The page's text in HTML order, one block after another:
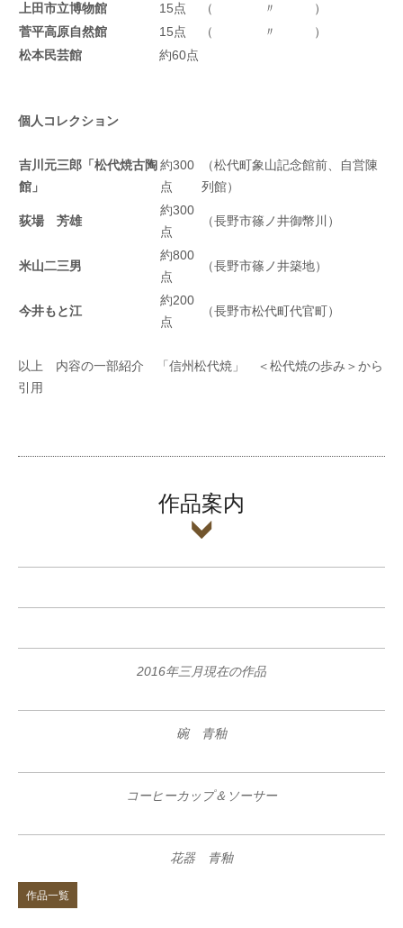
上田市立博物館
15点
（ 〃 ）
菅平高原自然館
15点
（ 〃 ）
松本民芸館
約60点
個人コレクション
吉川元三郎「松代焼古陶
館」
約300
点
（松代町象山記念館前、自営陳
列館）
荻場 芳雄
約300
点
（長野市篠ノ井御幣川）
米山二三男
約800
点
（長野市篠ノ井築地）
今井もと江
約200
点
（長野市松代町代官町）
以上 内容の一部紹介 「信州松代焼」 ＜松代焼の歩み＞から
引用
作品案内
2016年三月現在の作品
碗 青釉
コーヒーカップ＆ソーサー
花器 青釉
作品一覧